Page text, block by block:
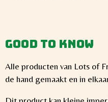
Good to know
Alle producten van Lots of
de hand gemaakt en in